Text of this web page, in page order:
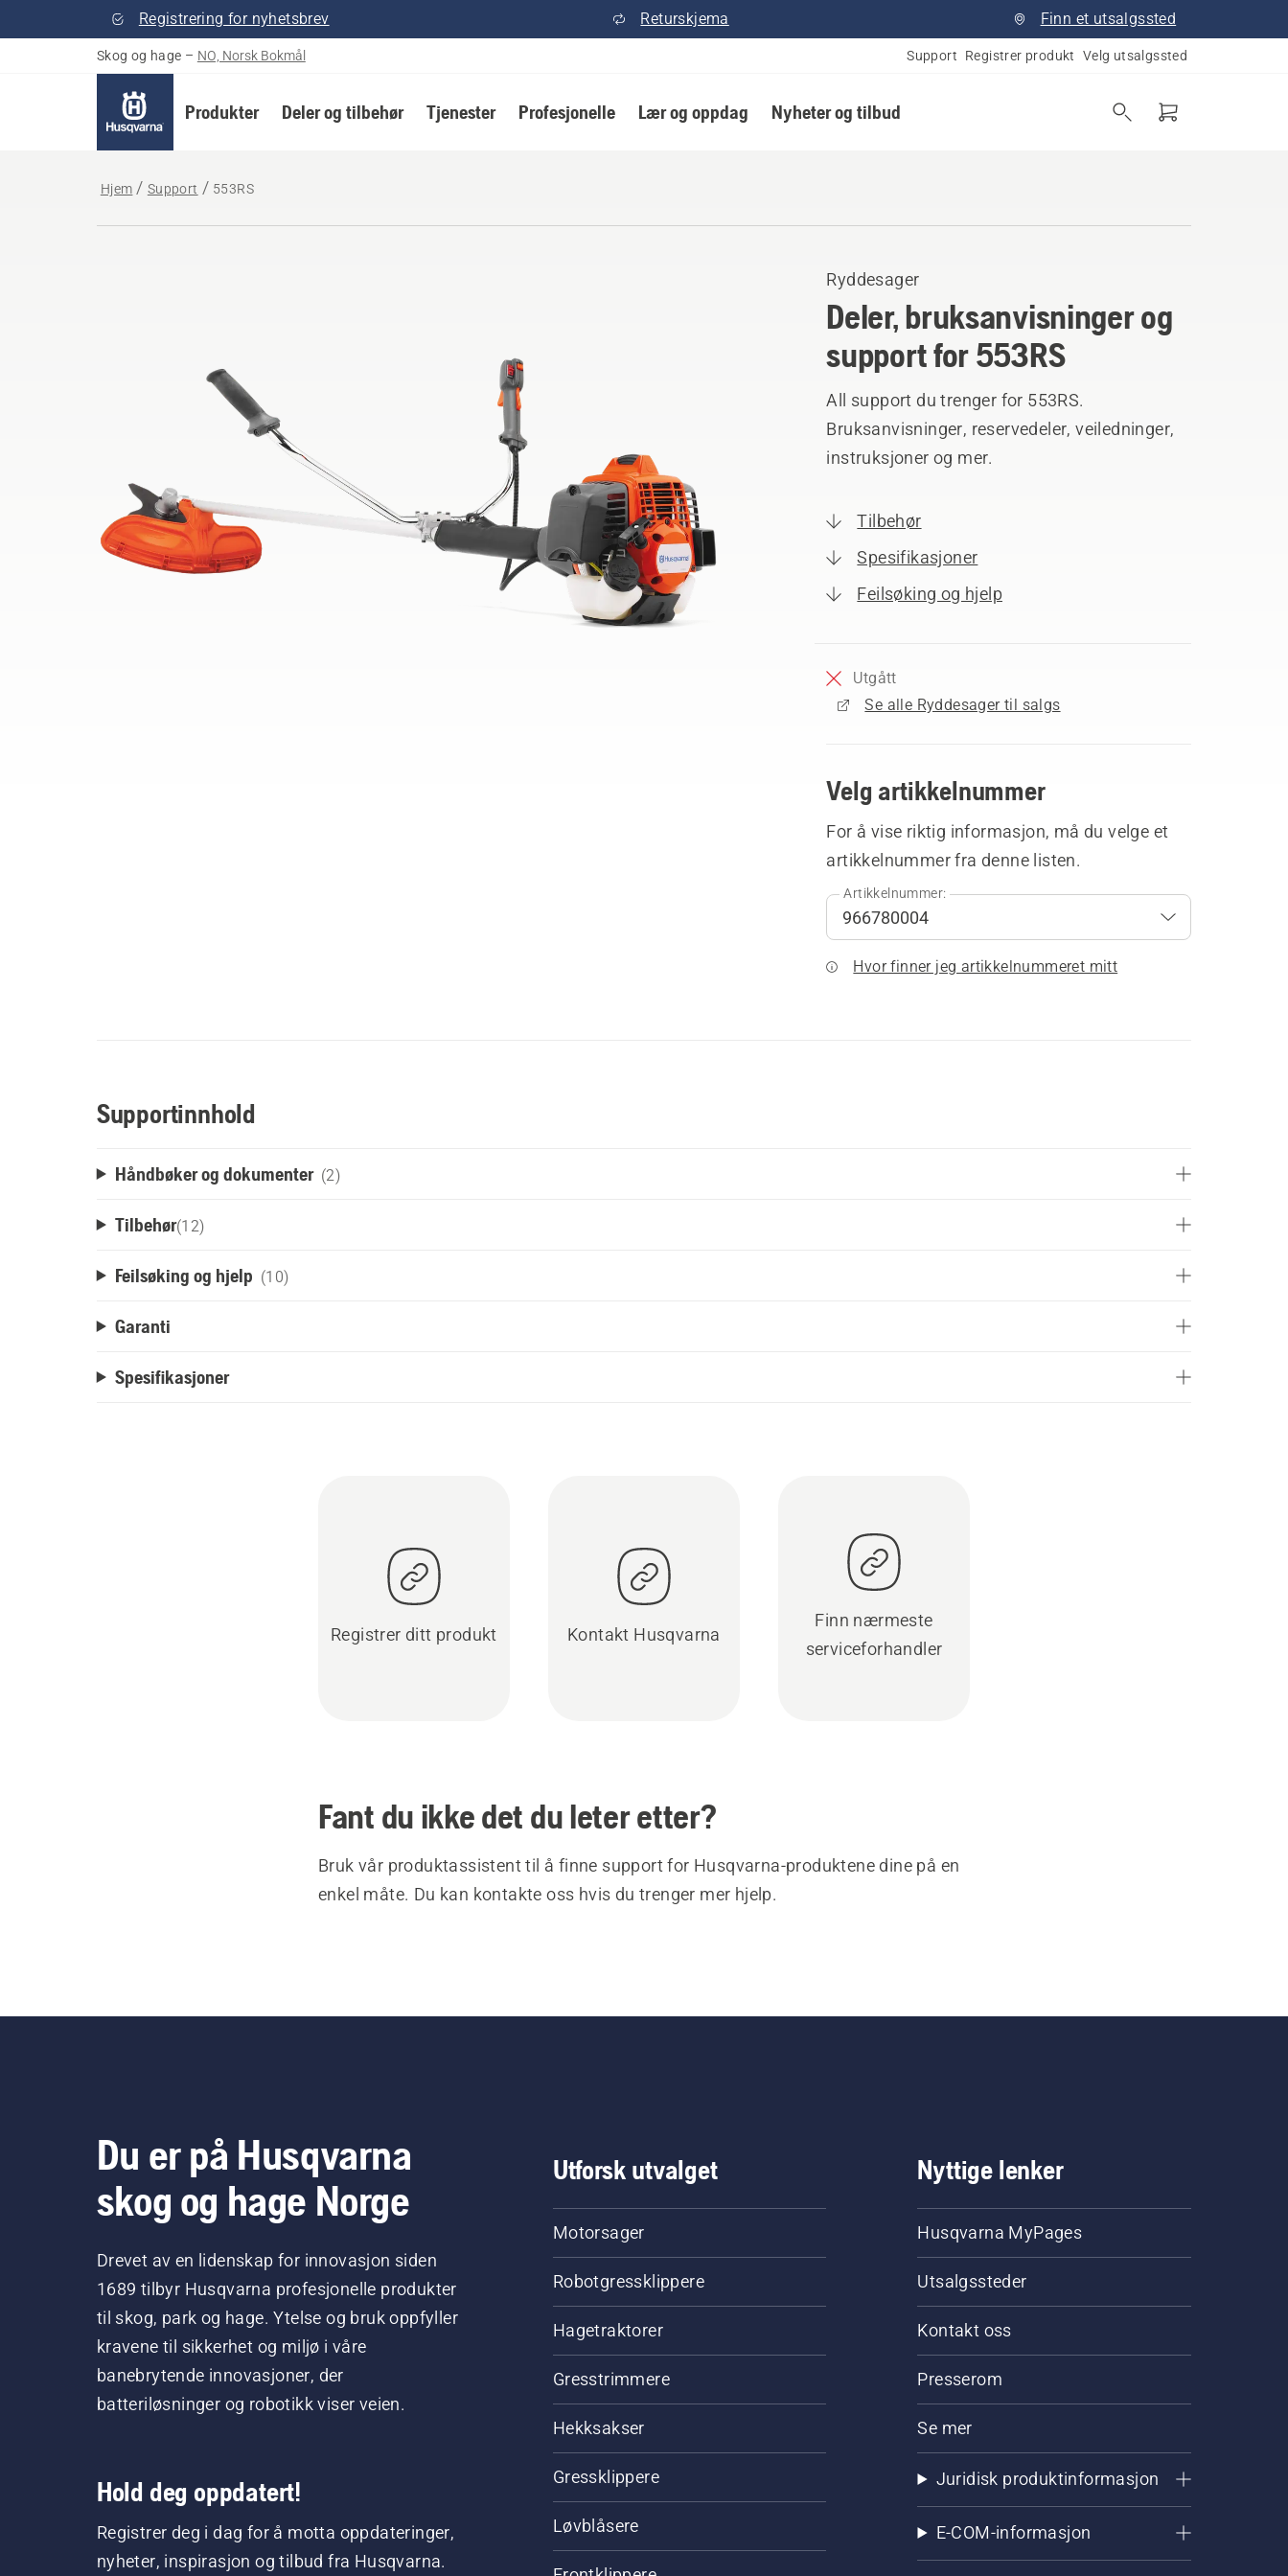
Registrering for nyhetsbrev Returskjema Finn et utsalgssted
Skog og hage – NO, Norsk Bokmål Support Registrer produkt Velg utsalgssted
Produkter Deler og tilbehør Tjenester Profesjonelle Lær og oppdag Nyheter og tilbud
Hjem Support 553RS
Ryddesager
Deler, bruksanvisninger og
support for 553RS
All support du trenger for 553RS.
Bruksanvisninger, reservedeler, veiledninger,
instruksjoner og mer.
Tilbehør
Spesifikasjoner
Feilsøking og hjelp
Utgått
Se alle Ryddesager til salgs
Velg artikkelnummer
For å vise riktig informasjon, må du velge et
artikkelnummer fra denne listen.
Artikkelnummer:
Hvor finner jeg artikkelnummeret mitt
Supportinnhold
Håndbøker og dokumenter (2)
Tilbehør(12)
Feilsøking og hjelp (10)
Garanti
Spesifikasjoner
Registrer ditt produkt Kontakt Husqvarna
Finn nærmeste
serviceforhandler
Fant du ikke det du leter etter?
Bruk vår produktassistent til å finne support for Husqvarna-produktene dine på en
enkel måte. Du kan kontakte oss hvis du trenger mer hjelp.
Du er på Husqvarna
skog og hage Norge
Drevet av en lidenskap for innovasjon siden
1689 tilbyr Husqvarna profesjonelle produkter
til skog, park og hage. Ytelse og bruk oppfyller
kravene til sikkerhet og miljø i våre
banebrytende innovasjoner, der
batteriløsninger og robotikk viser veien.
Hold deg oppdatert!
Registrer deg i dag for å motta oppdateringer,
nyheter, inspirasjon og tilbud fra Husqvarna.
Utforsk utvalget
Motorsager
Robotgressklippere
Hagetraktorer
Gresstrimmere
Hekksakser
Gressklippere
Løvblåsere
Nyttige lenker
Husqvarna MyPages
Utsalgssteder
Kontakt oss
Presserom
Se mer
Juridisk produktinformasjon
E-COM-informasjon